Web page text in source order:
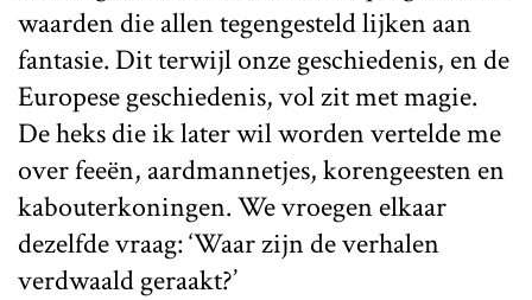
waarden die allen tegengesteld lijken aan
fantasie. Dit terwijl onze geschiedenis, en de
Europese geschiedenis, vol zit met magie.
De heks die ik later wil worden vertelde me
over feeën, aardmannetjes, korengeesten en
kabouterkoningen. We vroegen elkaar
dezelfde vraag: ‘Waar zijn de verhalen
verdwaald geraakt?’